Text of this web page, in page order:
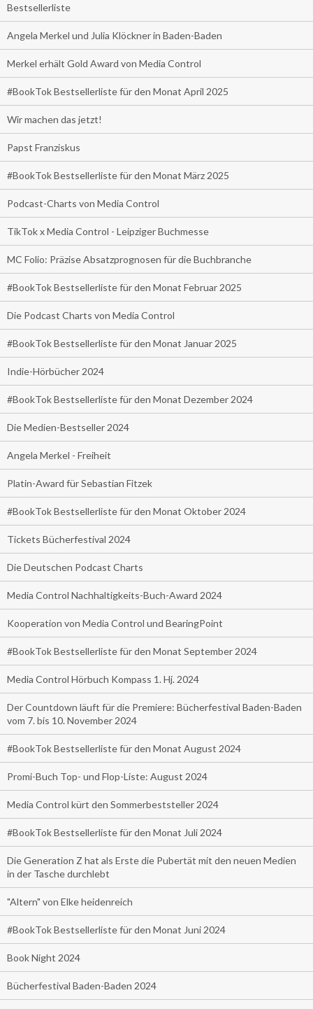
Bestsellerliste
Angela Merkel und Julia Klöckner in Baden-Baden
Merkel erhält Gold Award von Media Control
#BookTok Bestsellerliste für den Monat April 2025
Wir machen das jetzt!
Papst Franziskus
#BookTok Bestsellerliste für den Monat März 2025
Podcast-Charts von Media Control
TikTok x Media Control - Leipziger Buchmesse
MC Folio: Präzise Absatzprognosen für die Buchbranche
#BookTok Bestsellerliste für den Monat Februar 2025
Die Podcast Charts von Media Control
#BookTok Bestsellerliste für den Monat Januar 2025
Indie-Hörbücher 2024
#BookTok Bestsellerliste für den Monat Dezember 2024
Die Medien-Bestseller 2024
Angela Merkel - Freiheit
Platin-Award für Sebastian Fitzek
#BookTok Bestsellerliste für den Monat Oktober 2024
Tickets Bücherfestival 2024
Die Deutschen Podcast Charts
Media Control Nachhaltigkeits-Buch-Award 2024
Kooperation von Media Control und BearingPoint
#BookTok Bestsellerliste für den Monat September 2024
Media Control Hörbuch Kompass 1. Hj. 2024
Der Countdown läuft für die Premiere: Bücherfestival Baden-Baden
vom 7. bis 10. November 2024
#BookTok Bestsellerliste für den Monat August 2024
Promi-Buch Top- und Flop-Liste: August 2024
Media Control kürt den Sommerbeststeller 2024
#BookTok Bestsellerliste für den Monat Juli 2024
Die Generation Z hat als Erste die Pubertät mit den neuen Medien
in der Tasche durchlebt
"Altern" von Elke heidenreich
#BookTok Bestsellerliste für den Monat Juni 2024
Book Night 2024
Bücherfestival Baden-Baden 2024